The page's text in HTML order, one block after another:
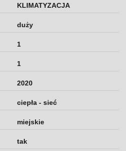
KLIMATYZACJA
duży
1
1
2020
ciepła - sieć
miejskie
tak